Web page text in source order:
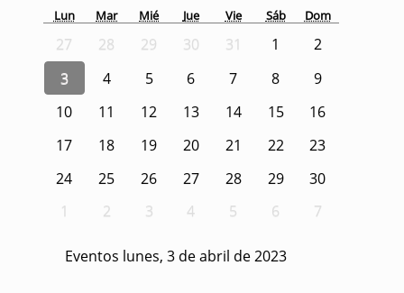
Lun Mar Mié Jue Vie Sáb Dom
27 28 29 30 31 1
2
3
4 5 6 7 8
9
10
11 12 13 14 15
16
17
18 19 20 21 22
23
24
25 26 27 28 29
30
1
2 3 4 5 6 7
Eventos lunes, 3 de abril de 2023